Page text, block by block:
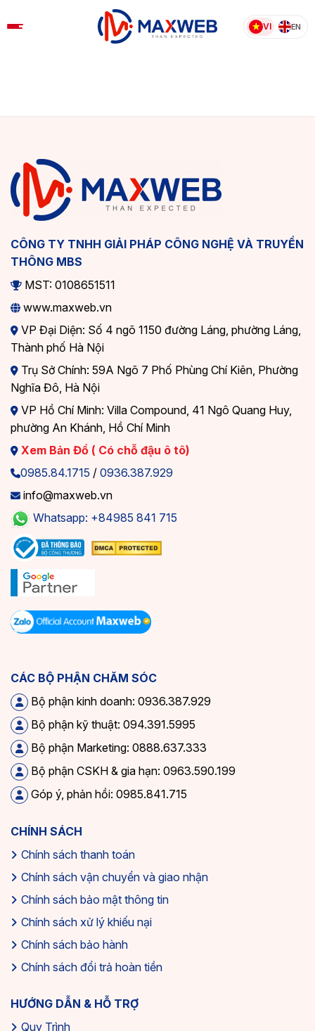
to
VI EN
CÔNG TY TNHH GIẢI PHÁP CÔNG NGHỆ VÀ TRUYỀN
THÔNG MBS
MST: 0108651511
www.maxweb.vn
VP Đại Diện: Số 4 ngõ 1150 đường Láng, phường Láng,
Thành phố Hà Nội
Trụ Sở Chính: 59A Ngõ 7 Phố Phùng Chí Kiên, Phường
Nghĩa Đô, Hà Nội
VP Hồ Chí Minh: Villa Compound, 41 Ngô Quang Huy,
phường An Khánh, Hồ Chí Minh
Xem Bản Đồ ( Có chỗ đậu ô tô)
0985.84.1715 / 0936.387.929
info@maxweb.vn
Whatsapp: +84985 841 715
CÁC BỘ PHẬN CHĂM SÓC
Bộ phận kinh doanh: 0936.387.929
Bộ phận kỹ thuật: 094.391.5995
Bộ phận Marketing: 0888.637.333
Bộ phận CSKH & gia hạn: 0963.590.199
Góp ý, phản hồi: 0985.841.715
CHÍNH SÁCH
Chính sách thanh toán
Chính sách vận chuyển và giao nhận
Chính sách bảo mật thông tin
Chính sách xử lý khiếu nại
Chính sách bảo hành
Chính sách đổi trả hoàn tiền
HƯỚNG DẪN & HỖ TRỢ
Quy Trình